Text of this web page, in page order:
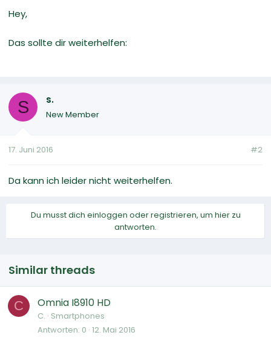
Hey,
Das sollte dir weiterhelfen:
S s.
New Member
17. Juni 2016 #2
Da kann ich leider nicht weiterhelfen.
Du musst dich einloggen oder registrieren, um hier zu
antworten.
Similar threads
C Omnia I8910 HD
C. Smartphones
Antworten 0 12. Mai 2016